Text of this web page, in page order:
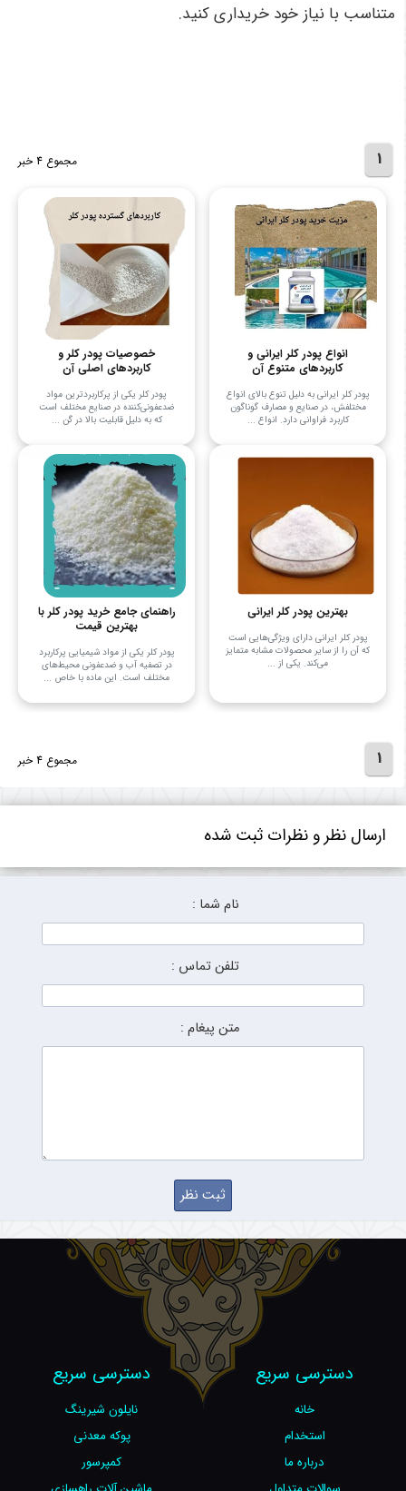
متناسب با نیاز خود خریداری کنید.
1 مجموع 4 خبر
انواع پودر کلر ایرانی و
کاربردهای متنوع آن
پودر کلر ایرانی به دلیل تنوع بالای انواع
مختلفش، در صنایع و مصارف گوناگون
کاربرد فراوانی دارد. انواع ...
خصوصیات پودر کلر و
کاربردهای اصلی آن
پودر کلر یکی از پرکاربردترین مواد
ضدعفونی‌کننده در صنایع مختلف است
که به دلیل قابلیت بالا در گن ...
بهترین پودر کلر ایرانی
پودر کلر ایرانی دارای ویژگی‌هایی است
که آن را از سایر محصولات مشابه متمایز
می‌کند. یکی از ...
راهنمای جامع خرید پودر کلر با
بهترین قیمت
پودر کلر یکی از مواد شیمیایی پرکاربرد
در تصفیه آب و ضدعفونی محیط‌های
مختلف است. این ماده با خاص ...
1 مجموع 4 خبر
ارسال نظر و نظرات ثبت شده
نام شما :
تلفن تماس :
متن پیغام :
دسترسی سریع
خانه
استخدام
درباره ما
دسترسی سریع
نایلون شیرینگ
پوکه معدنی
کمپرسور